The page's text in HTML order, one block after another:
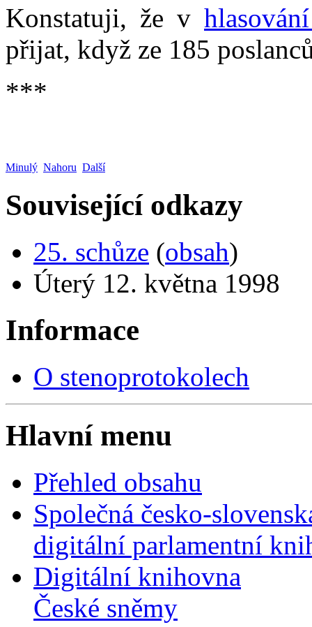
Konstatuji, že v
přijat, když ze 185
***
Minulý Nahoru Další
Související odkazy
25. schůze (obsah)
Úterý 12. května 1998
Informace
O stenoprotokolech
Hlavní menu
Přehled obsahu
Společná česko-
digitální parlamentní
Digitální knihovna
České sněmy